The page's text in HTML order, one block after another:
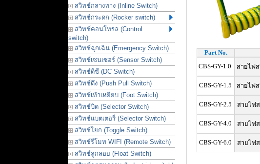
สวิทช์กลางทาง (Inline Switch)
สวิทช์กระดก (Rocker switch)
สวิทช์คอนโทรล (Control
switch)
สวิทช์ฉุกเฉิน (Emergency Switch)
สวิทช์เซนเซอร์ (Sensor Switch)
สวิทช์ดีซี (DC Switch)
สวิทช์ดึง (Push Pull Switch)
สวิทช์เท้าเหยียบ (Foot Switch)
สวิทช์บิด (Selector Switch)
สวิทช์แบตเตอรี่ (Selector Switch)
สวิทช์โยก (Toggle Switch)
สวิทช์รีโมท WIFI (Remote Switch)
สวิทช์ลูกลอย (Float Switch)
Part No.
CBS-GY-1.0
สายไฟส
CBS-GY-1.5
สายไฟส
CBS-GY-2.5
สายไฟส
CBS-GY-4.0
สายไฟส
CBS-GY-6.0
สายไฟส